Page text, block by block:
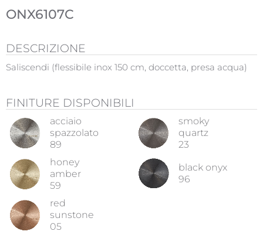
ONX6107C
DESCRIZIONE
Saliscendi (flessibile inox 150 cm, doccetta, presa acqua)
FINITURE DISPONIBILI
acciaio
spazzolato
89
smoky
quartz
23
honey
amber
59
black onyx
96
red
sunstone
05